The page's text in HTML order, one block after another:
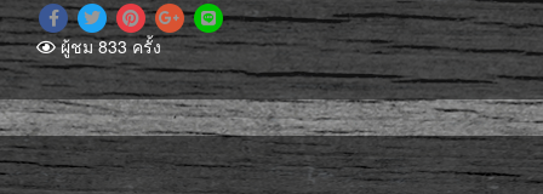
ผู้ชม 833 ครั้ง